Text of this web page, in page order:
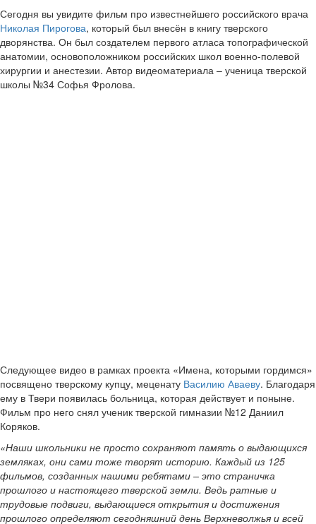
Сегодня вы увидите фильм про известнейшего российского врача
Николая Пирогова, который был внесён в книгу тверского
дворянства. Он был создателем первого атласа топографической
анатомии, основоположником российских школ военно-полевой
хирургии и анестезии. Автор видеоматериала – ученица тверской
школы №34 Софья Фролова.
Следующее видео в рамках проекта «Имена, которыми гордимся»
посвящено тверскому купцу, меценату Василию Аваеву. Благодаря
ему в Твери появилась больница, которая действует и поныне.
Фильм про него снял ученик тверской гимназии №12 Даниил
Коряков.
«Наши школьники не просто сохраняют память о выдающихся
земляках, они сами тоже творят историю. Каждый из 125
фильмов, созданных нашими ребятами – это страничка
прошлого и настоящего тверской земли. Ведь ратные и
трудовые подвиги, выдающиеся открытия и достижения
прошлого определяют сегодняшний день Верхневолжья и всей